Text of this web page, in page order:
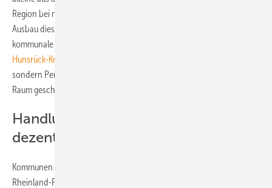
Region bei mehr als 43 Millionen Euro liegt. „Das zeigt, dass der
Ausbau dieser nachhaltigen Energien ein wichtiger Treiber für die
kommunale Finanzkraft und Kommunalentwicklung ist. Der
Hunsrück-Kreis
sondern Perspektiven für die künftige Entwicklung im ländlichen
Raum geschaffen“, resümiert Folz.
Handlungsmöglichkeiten durch
dezentrale Energiewende
Kommunen seien die Säulen der Energiewende. „Die Energiewende in
Rheinland-Pfalz wäre ohne das große Engagement vieler Kommunen